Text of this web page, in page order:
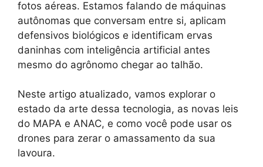
fotos aéreas. Estamos falando de máquinas
autônomas que conversam entre si, aplicam
defensivos biológicos e identificam ervas
daninhas com inteligência artificial antes
mesmo do agrônomo chegar ao talhão.
Neste artigo atualizado, vamos explorar o
estado da arte dessa tecnologia, as novas leis
do MAPA e ANAC, e como você pode usar os
drones para zerar o amassamento da sua
lavoura.